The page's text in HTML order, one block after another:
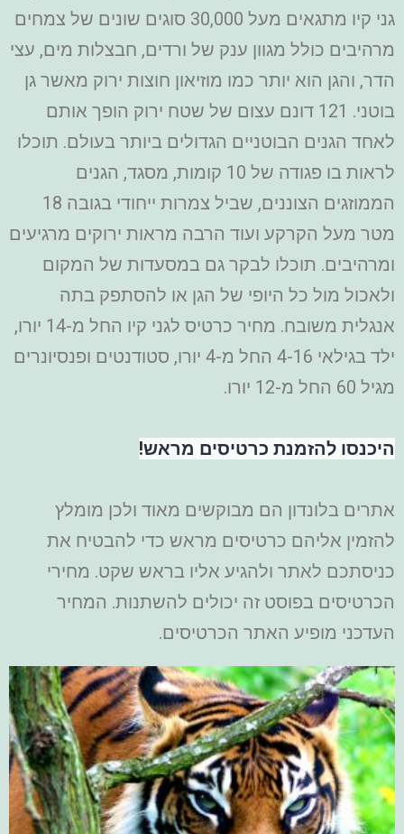
גני קיו מתגאים מעל 30,000 סוגים שונים של צמחים
מרהיבים כולל מגוון ענק של ורדים, חבצלות מים, עצי
הדר, והגן הוא יותר כמו מוזיאון חוצות ירוק מאשר גן
בוטני. 121 דונם עצום של שטח ירוק הופך אותם
לאחד הגנים הבוטניים הגדולים ביותר בעולם. תוכלו
לראות בו פגודה של 10 קומות, מסגד, הגנים
הממוזגים הצוננים, שביל צמרות ייחודי בגובה 18
מטר מעל הקרקע ועוד הרבה מראות ירוקים מרגיעים
ומרהיבים. תוכלו לבקר גם במסעדות של המקום
ולאכול מול כל היופי של הגן או להסתפק בתה
אנגלית משובח. מחיר כרטיס לגני קיו החל מ-14 יורו,
ילד בגילאי 4-16 החל מ-4 יורו, סטודנטים ופנסיונרים
מגיל 60 החל מ-12 יורו.
היכנסו להזמנת כרטיסים מראש!
אתרים בלונדון הם מבוקשים מאוד ולכן מומלץ
להזמין אליהם כרטיסים מראש כדי להבטיח את
כניסתכם לאתר ולהגיע אליו בראש שקט. מחירי
הכרטיסים בפוסט זה יכולים להשתנות. המחיר
העדכני מופיע האתר הכרטיסים.